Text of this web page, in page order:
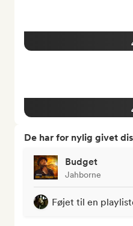
De har for nylig givet
Budget
Jahborne
Føjet til en